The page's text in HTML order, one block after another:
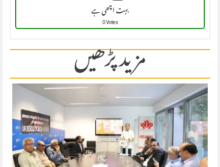
بہت اچھی ہے
0 Votes
مزید پڑھیں